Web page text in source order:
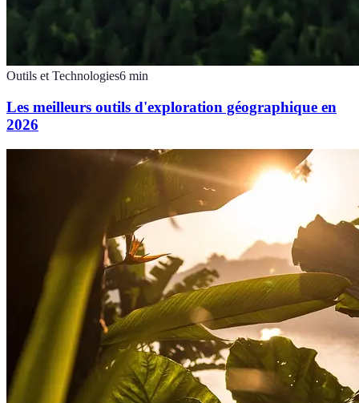
Outils et Technologies6 min
Les meilleurs outils d'exploration géographique en
2026